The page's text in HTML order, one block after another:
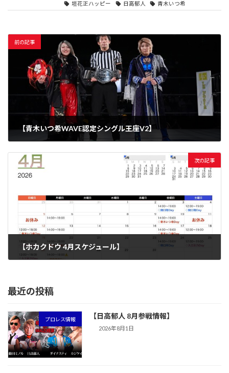
垣花正ハッピー
日高郁人 青木いつ希
前の記事
【青木いつ希WAVE認定シングル王座V2】
次の記事
【ホカクドウ 4月スケジュール】
最近の投稿
プロレス情報 【日高郁人 8月参戦情報】
2026年8月1日